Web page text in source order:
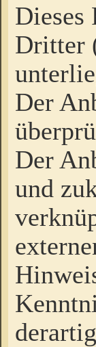
Dieses
Dritter
Der
Der
und